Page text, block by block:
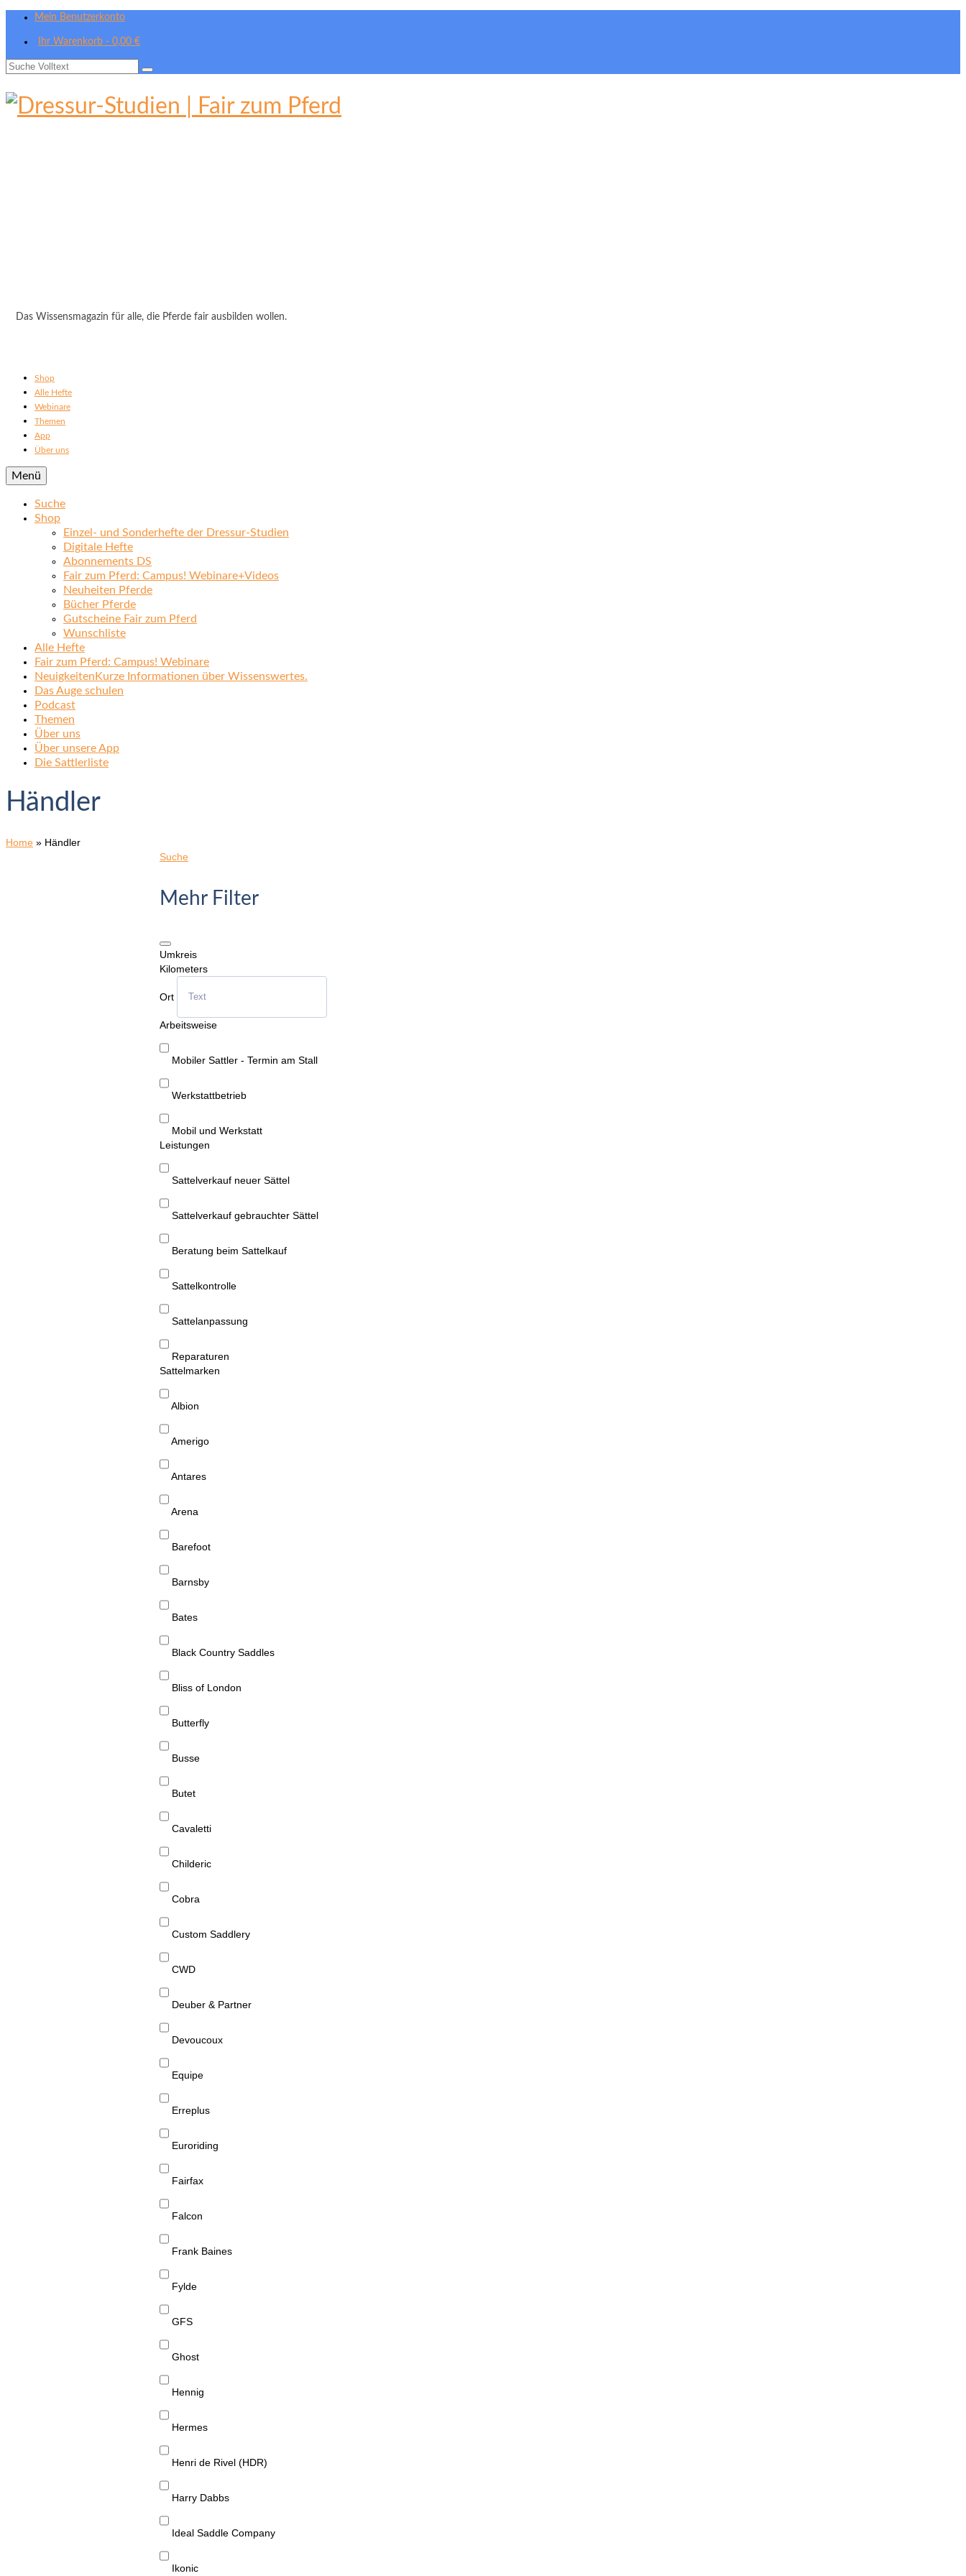
Mein Benutzerkonto
Ihr Warenkorb - 0,00 €
Suche
Das Wissensmagazin für alle, die Pferde fair ausbilden wollen.
Shop
Alle Hefte
Webinare
Themen
App
Über uns
Menü
Suche
Shop
Einzel- und Sonderhefte der Dressur-Studien
Digitale Hefte
Abonnements DS
Fair zum Pferd: Campus! Webinare+Videos
Neuheiten Pferde
Bücher Pferde
Gutscheine Fair zum Pferd
Wunschliste
Alle Hefte
Fair zum Pferd: Campus! Webinare
Neuigkeiten Kurze Informationen über Wissenswertes.
Das Auge schulen
Podcast
Themen
Über uns
Über unsere App
Die Sattlerliste
Händler
Home » Händler
Suche
Mehr Filter
Umkreis
Kilometers
Ort
Arbeitsweise
Mobiler Sattler - Termin am Stall
Werkstattbetrieb
Mobil und Werkstatt
Leistungen
Sattelverkauf neuer Sättel
Sattelverkauf gebrauchter Sättel
Beratung beim Sattelkauf
Sattelkontrolle
Sattelanpassung
Reparaturen
Sattelmarken
Albion
Amerigo
Antares
Arena
Barefoot
Barnsby
Bates
Black Country Saddles
Bliss of London
Butterfly
Busse
Butet
Cavaletti
Childeric
Cobra
Custom Saddlery
CWD
Deuber & Partner
Devoucoux
Equipe
Erreplus
Euroriding
Fairfax
Falcon
Frank Baines
Fylde
GFS
Ghost
Hennig
Hermes
Henri de Rivel (HDR)
Harry Dabbs
Ideal Saddle Company
Ikonic